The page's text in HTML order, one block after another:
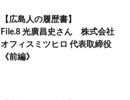
【広島人の履歴書】
File.8 光廣昌史さん 株式会社
オフィスミツヒロ 代表取締役
《前編》